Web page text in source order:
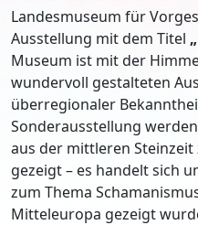
Landesmuseum für
Ausstellung mit dem Titel
Museum ist mit der
wundervoll gestalteten
überregionaler
Sonderausstellung
aus der mittleren Steinzeit
gezeigt – es handelt sich
zum Thema
Mitteleuropa gezeigt